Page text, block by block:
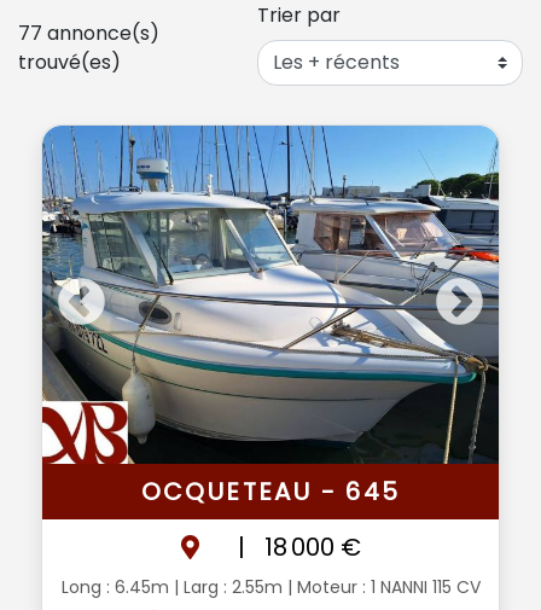
77 annonce(s)
trouvé(es)
Trier par
OCQUETEAU - 645
|
18 000 €
Long : 6.45m | Larg : 2.55m | Moteur : 1 NANNI 115 CV